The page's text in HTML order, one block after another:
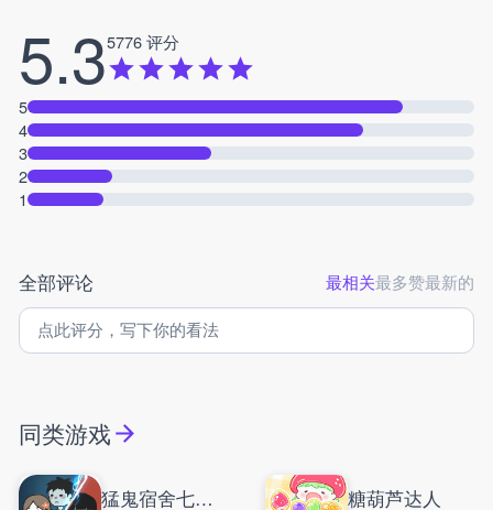
5.35776 评分
5
4
3
2
1
全部评论 最相关最多赞最新的
同类游戏
猛鬼宿舍七彩魔盒 糖葫芦达人